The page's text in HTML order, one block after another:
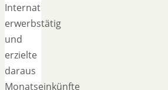
Internat
erwerbstätig
und
erzielte
daraus
Monatseinkünfte